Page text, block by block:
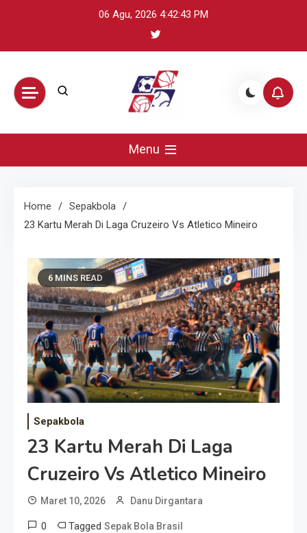
06 Agu, 2026 4:42:44 PM
BikeUniverse –
Sorotan
Olahraga
Harian,
Statistik &
Event Besar
perkembangan olahraga global: update
skor, berita atlet, preview pertandingan,
Menu
Home
Sepakbola
23 Kartu Merah Di Laga Cruzeiro Vs Atletico Mineiro
6 MINS READ
Sepakbola
23 Kartu Merah Di Laga
Cruzeiro Vs Atletico Mineiro
Maret 10, 2026 Danu Dirgantara
0 Tagged Sepak Bola Brasil